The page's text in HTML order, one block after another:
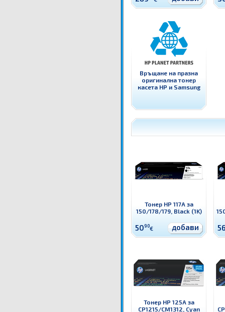
Връщане на празна
оригинална тонер
касета HP и Samsung
Тонер HP 117A за
150/178/179, Black (1K)
5090€ добави
Тонер HP 125A за
CP1215/CM1312, Cyan